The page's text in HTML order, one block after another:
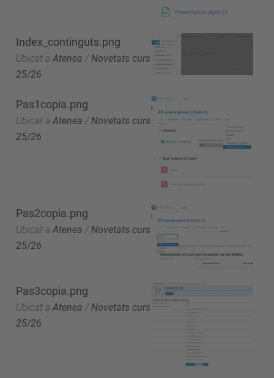
Index_continguts.png
Ubicat a Atenea /Novetats curs
25/26
Pas1copia.png
Ubicat a Atenea /Novetats curs
25/26
Pas2copia.png
Ubicat a Atenea / Novetats curs
25/26
Pas3copia.png
Ubicat a Atenea / Novetats curs
25/26